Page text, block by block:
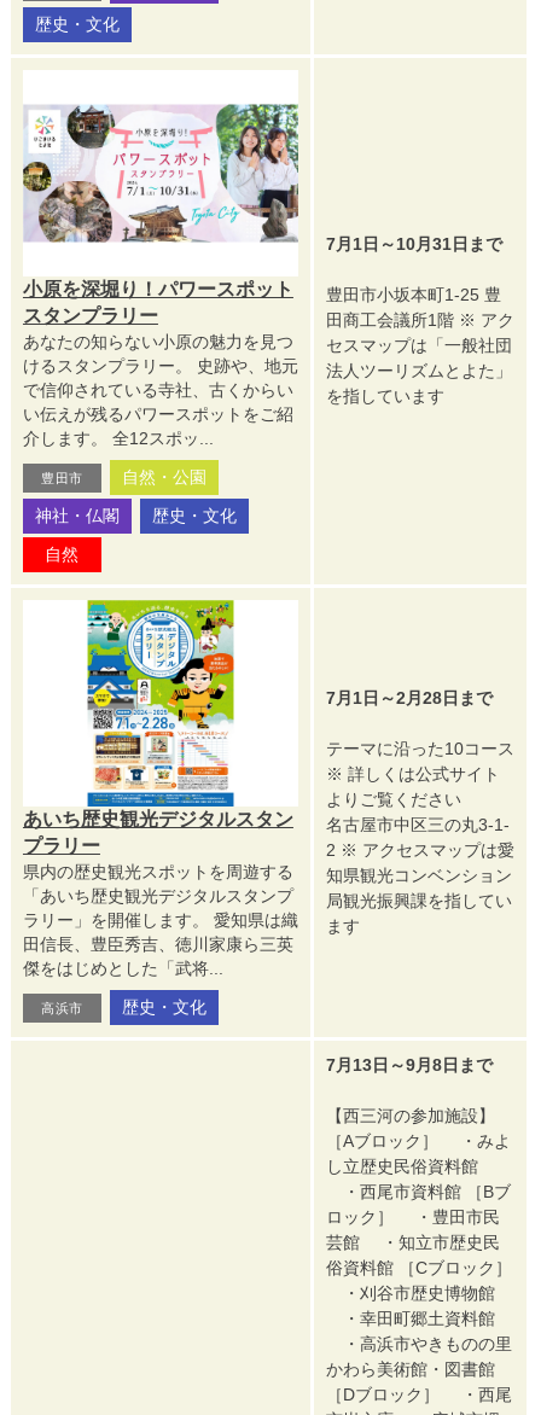
歴史・文化
小原を深堀り！パワースポット
スタンプラリー
あなたの知らない小原の魅力を見つ
けるスタンプラリー。 史跡や、地元
で信仰されている寺社、古くからい
い伝えが残るパワースポットをご紹
介します。 全12スポッ...
豊田市
自然・公園
神社・仏閣
歴史・文化
自然
7月1日～10月31日まで
豊田市小坂本町1-25 豊
田商工会議所1階 ※ アク
セスマップは「一般社団
法人ツーリズムとよた」
を指しています
あいち歴史観光デジタルスタン
プラリー
県内の歴史観光スポットを周遊する
「あいち歴史観光デジタルスタンプ
ラリー」を開催します。 愛知県は織
田信長、豊臣秀吉、徳川家康ら三英
傑をはじめとした「武将...
高浜市 歴史・文化
7月1日～2月28日まで
テーマに沿った10コース
※ 詳しくは公式サイト
よりご覧ください
名古屋市中区三の丸3-1-
2 ※ アクセスマップは愛
知県観光コンベンション
局観光振興課を指してい
ます
7月13日～9月8日まで
【西三河の参加施設】
［Aブロック］ ・みよ
し立歴史民俗資料館
・西尾市資料館 ［Bブ
ロック］ ・豊田市民
芸館 ・知立市歴史民
俗資料館 ［Cブロック］
・刈谷市歴史博物館
・幸田町郷土資料館
・高浜市やきものの里
かわら美術館・図書館
［Dブロック］ ・西尾